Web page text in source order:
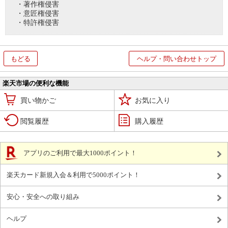
・著作権侵害
・意匠権侵害
・特許権侵害
もどる ヘルプ・問い合わせトップ
楽天市場の便利な機能
買い物かご お気に入り
閲覧履歴 購入履歴
アプリのご利用で最大1000ポイント！
楽天カード新規入会＆利用で5000ポイント！
安心・安全への取り組み
ヘルプ